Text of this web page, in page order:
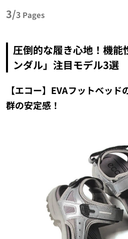
3/3 Pages
圧倒的な履き心地！機能
ンダル」注目モデル3選
【エコー】EVAフットベッ
群の安定感！